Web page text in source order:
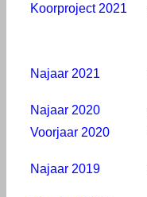
Koorproject 2021
Najaar 2021
Najaar 2020
Voorjaar 2020
Najaar 2019